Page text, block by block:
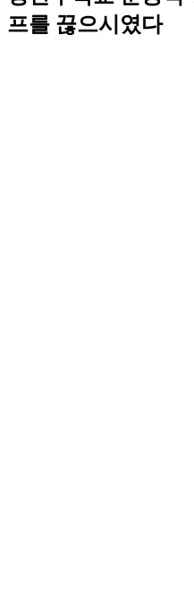
프를 끊으시였다